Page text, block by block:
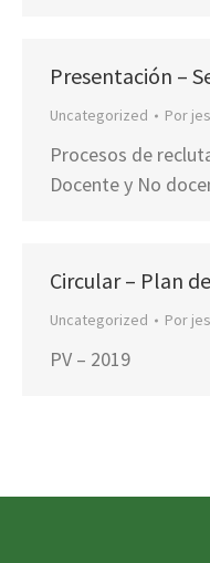
Presentación –
Uncategorized Por
Procesos de
Docente y No
Circular – Plan
Uncategorized Por
PV – 2019